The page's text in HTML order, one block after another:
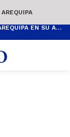
AREQUIPA
ACTIVIDADES GRATUITAS PARA DISFRUTAR DE AREQUIPA EN SU ANIVERSARIO